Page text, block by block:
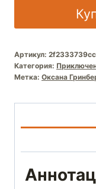
Артикул:
Категория:
Метка: Оксана